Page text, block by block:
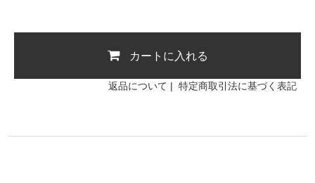
カートに入れる
返品について | 特定商取引法に基づく表記